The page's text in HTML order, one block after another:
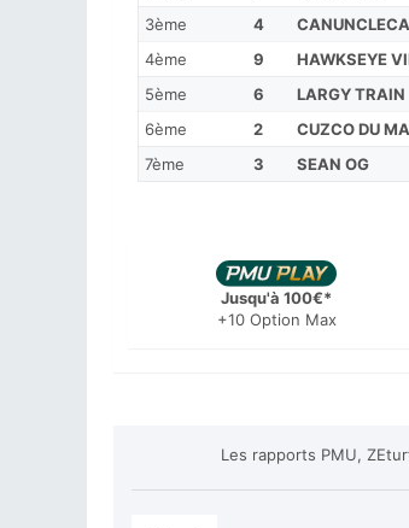
3ème
4
4ème
9 HAWKSEYE
5ème
6 LARGY TRAIN
6ème
2 CUZCO DU
7ème
3 SEAN OG
Jusqu'à 100€*
+10 Option Max
Les rapports PMU,